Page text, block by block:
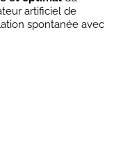
artificiel de
spontanée avec